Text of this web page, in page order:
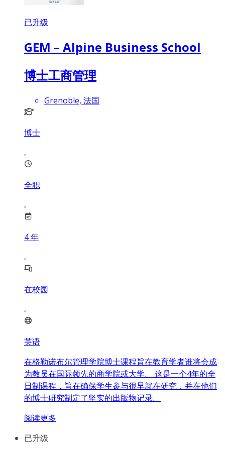
已升级
GEM – Alpine Business School
博士工商管理
Grenoble, 法国
博士
全职
4年
在校园
英语
在格勒诺布尔管理学院博士课程旨在教育学者谁将会成
为教员在国际领先的商学院或大学。 这是一个4年的全
日制课程，旨在确保学生参与很早就在研究，并在他们
的博士研究制定了坚实的出版物记录。
阅读更多
已升级